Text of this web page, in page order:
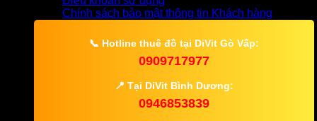
Chính sách bảo mật thông tin Khách hàng
📞 Hotline thuê đồ tại DiVit Gò Vấp:
0909717977
📍Tại DiVit Bình Dương:
0946853839